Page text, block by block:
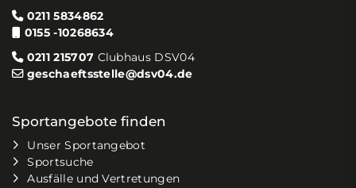
0211 5834862
0155 -10268634
0211 215707 Clubhaus DSV04
geschaeftsstelle@dsv04.de
Sportangebote finden
Unser Sportangebot
Sportsuche
Ausfälle und Vertretungen